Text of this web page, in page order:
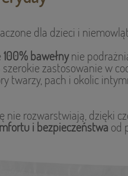
dla dzieci i
100% bawełnynie
zastosowanie w
twarzy, pach i okolic
nie rozwarstwiają, dzięki
i bezpieczeństwa od